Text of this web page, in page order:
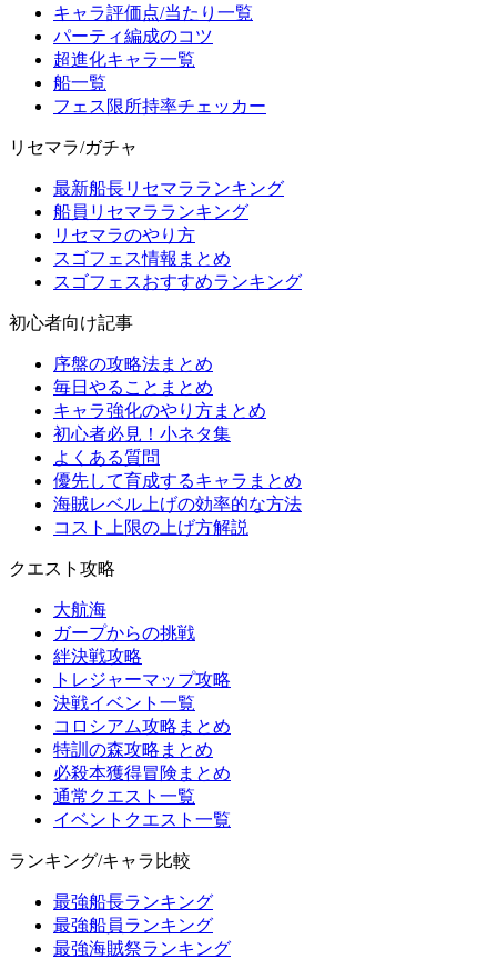
キャラ評価点/当たり一覧
パーティ編成のコツ
超進化キャラ一覧
船一覧
フェス限所持率チェッカー
リセマラ/ガチャ
最新船長リセマラランキング
船員リセマラランキング
リセマラのやり方
スゴフェス情報まとめ
スゴフェスおすすめランキング
初心者向け記事
序盤の攻略法まとめ
毎日やることまとめ
キャラ強化のやり方まとめ
初心者必見！小ネタ集
よくある質問
優先して育成するキャラまとめ
海賊レベル上げの効率的な方法
コスト上限の上げ方解説
クエスト攻略
大航海
ガープからの挑戦
絆決戦攻略
トレジャーマップ攻略
決戦イベント一覧
コロシアム攻略まとめ
特訓の森攻略まとめ
必殺本獲得冒険まとめ
通常クエスト一覧
イベントクエスト一覧
ランキング/キャラ比較
最強船長ランキング
最強船員ランキング
最強海賊祭ランキング